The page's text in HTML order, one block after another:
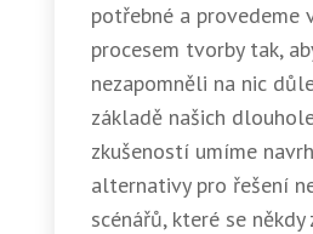
potřebné a provedeme
procesem tvorby tak,
nezapomněli na nic
základě našich
zkušeností umíme
alternativy pro řešení
scénářů, které se někdy